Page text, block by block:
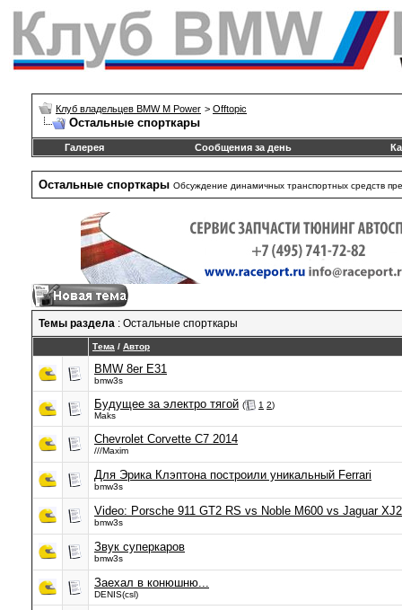
Клуб владельцев BMW M Power > Offtopic
Остальные спорткары
Галерея Сообщения за день
Остальные спорткары Обсуждение динамичных транспортных средств
Темы раздела : Остальные спорткары
Тема / Автор
BMW 8er E31
bmw3s
Будущее за электро тягой ( 1 2)
Maks
Chevrolet Corvette C7 2014
///Maxim
Для Эрика Клэптона построили уникальный Ferrari
bmw3s
Video: Porsche 911 GT2 RS vs Noble M600 vs Jaguar
bmw3s
Звук суперкаров
bmw3s
Заехал в конюшню...
DENIS(csl)